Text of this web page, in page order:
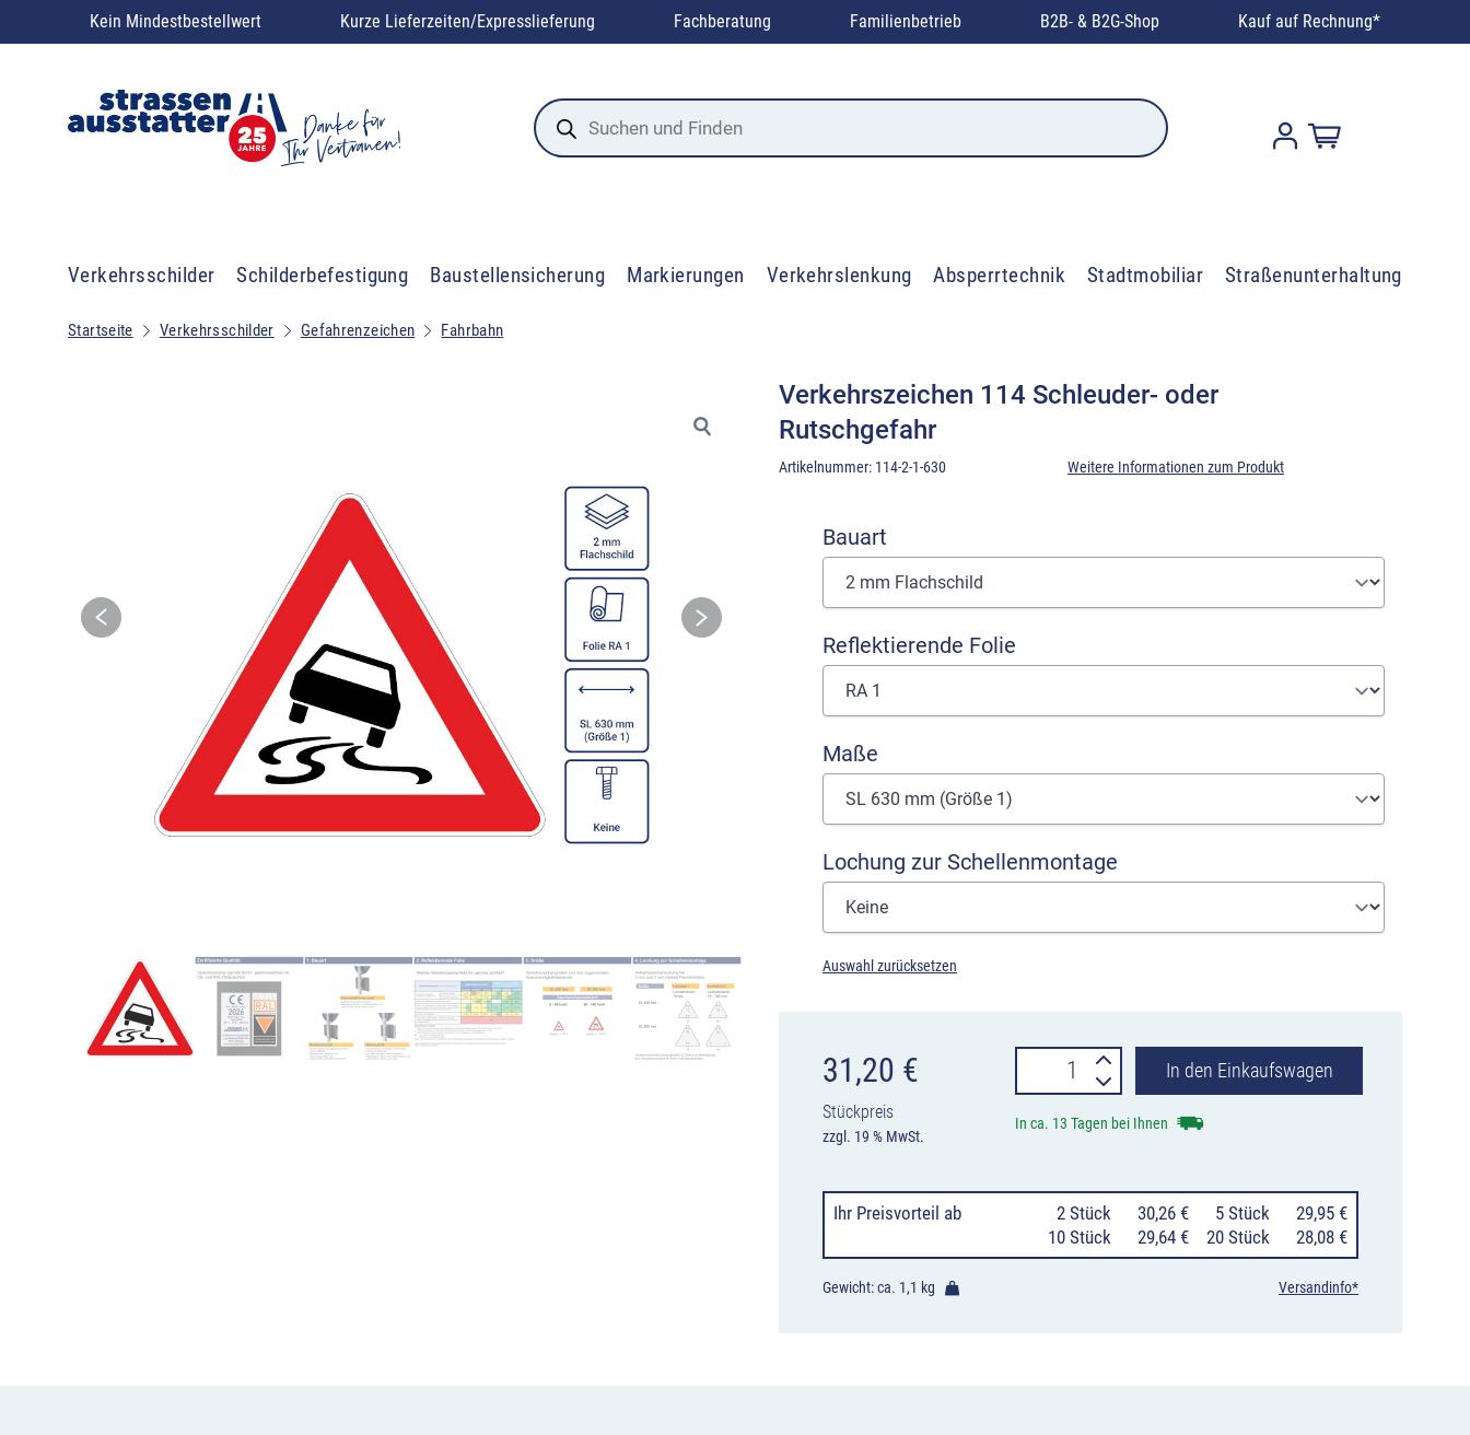
Kein Mindestbestellwert Kurze Lieferzeiten/Expresslieferung Fachberatung Familienbetrieb B2B- & B2G-Shop Kauf auf Rechnung*
Products
search
Verkehrsschilder Schilderbefestigung Baustellensicherung Markierungen Verkehrslenkung Absperrtechnik Stadtmobiliar Straßenunterhaltung
Startseite Verkehrsschilder Gefahrenzeichen Fahrbahn
Verkehrszeichen 114 Schleuder- oder
Rutschgefahr
Artikelnummer: 114-2-1-630 Weitere Informationen zum Produkt
Bauart
Reflektierende Folie
Maße
Lochung zur Schellenmontage
Auswahl zurücksetzen
31,20 €
Stückpreis
zzgl. 19 % MwSt.
Verkehrszeichen
114
oder
Rutschgefahr
Menge
In den Einkaufswagen
In ca. 13 Tagen bei Ihnen
Ihr Preisvorteil ab 2 Stück 30,26 € 5 Stück
29,95 €
10 Stück
29,64 € 20 Stück 28,08 €
Gewicht: ca. 1,1 kg Versandinfo*